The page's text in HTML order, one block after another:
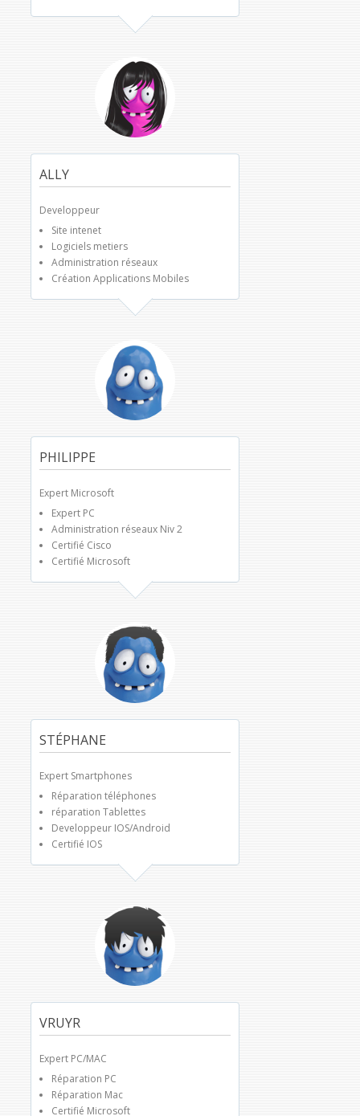
ALLY
Developpeur
Site intenet
Logiciels metiers
Administration réseaux
Création Applications Mobiles
PHILIPPE
Expert Microsoft
Expert PC
Administration réseaux Niv 2
Certifié Cisco
Certifié Microsoft
STÉPHANE
Expert Smartphones
Réparation téléphones
réparation Tablettes
Developpeur IOS/Android
Certifié IOS
VRUYR
Expert PC/MAC
Réparation PC
Réparation Mac
Certifié Microsoft